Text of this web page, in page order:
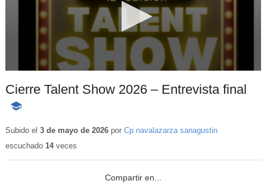
Cierre Talent Show 2026 – Entrevista final
-
educativo
Subido el 3 de mayo de 2026por Cp navalazarza sanagustin
escuchado 14veces